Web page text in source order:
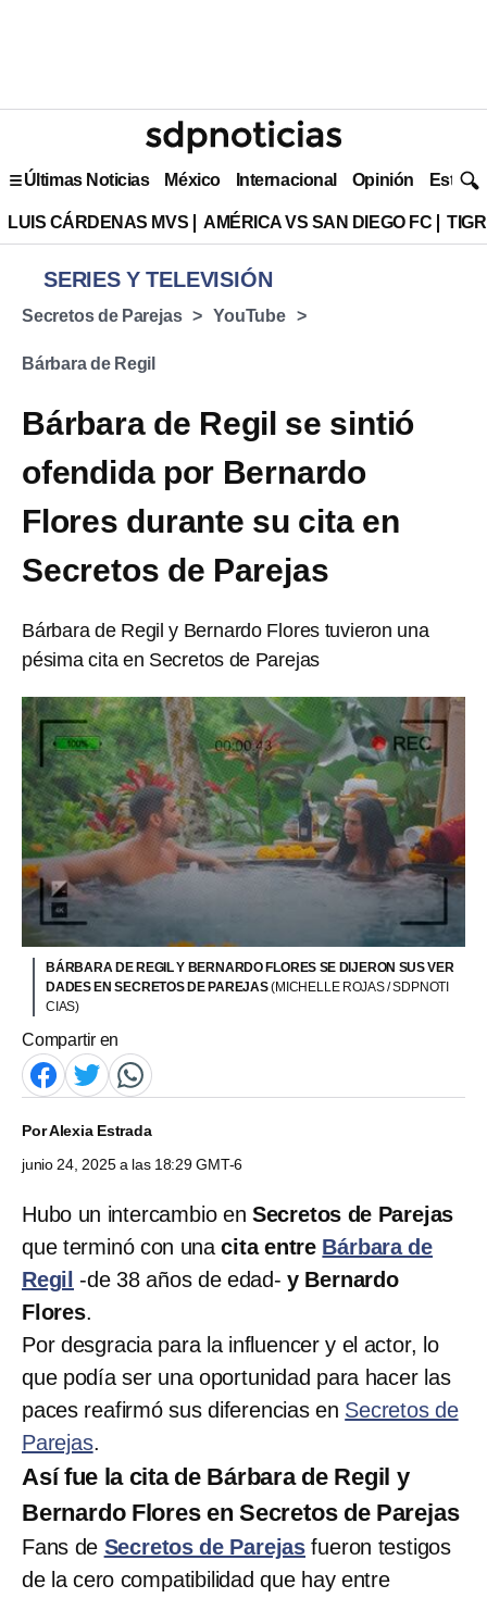
Últimas Noticias México Internacional Opinión Estilo
LUIS CÁRDENAS MVS AMÉRICA VS SAN DIEGO FC
SERIES Y TELEVISIÓN
Secretos de Parejas YouTube
Bárbara de Regil
Bárbara de Regil se sintió
ofendida por Bernardo
Flores durante su cita en
Secretos de Parejas
Bárbara de Regil y Bernardo Flores tuvieron una
pésima cita en Secretos de Parejas
BÁRBARA DE REGIL Y BERNARDO FLORES SE DIJERON SUS VER
DADES EN SECRETOS DE PAREJAS(MICHELLE ROJAS / SDPNOTI
CIAS)
Compartir en
PorAlexia Estrada
junio 24, 2025 a las 18:29 GMT-6
Hubo un intercambio en Secretos de Parejas
que terminó con unacita entre Bárbara de
Regil -de 38 años de edad-y Bernardo
Flores.
Por desgracia para la influencer y el actor, lo
que podía ser una oportunidad para hacer las
paces reafirmó sus diferencias en Secretos de
Parejas.
Así fue la cita de Bárbara de Regil y
Bernardo Flores en Secretos de Parejas
Fans de Secretos de Parejas fueron testigos
de la cero compatibilidad que hay entre